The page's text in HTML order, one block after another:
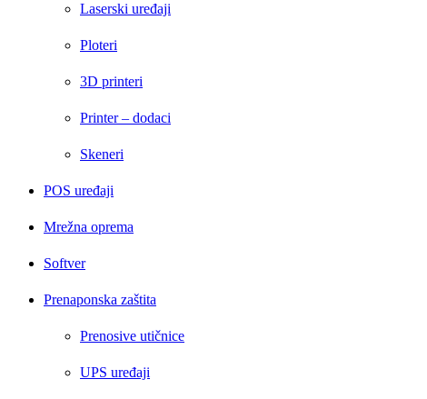
Laserski uređaji
Ploteri
3D printeri
Printer – dodaci
Skeneri
POS uređaji
Mrežna oprema
Softver
Prenaponska zaštita
Prenosive utičnice
UPS uređaji